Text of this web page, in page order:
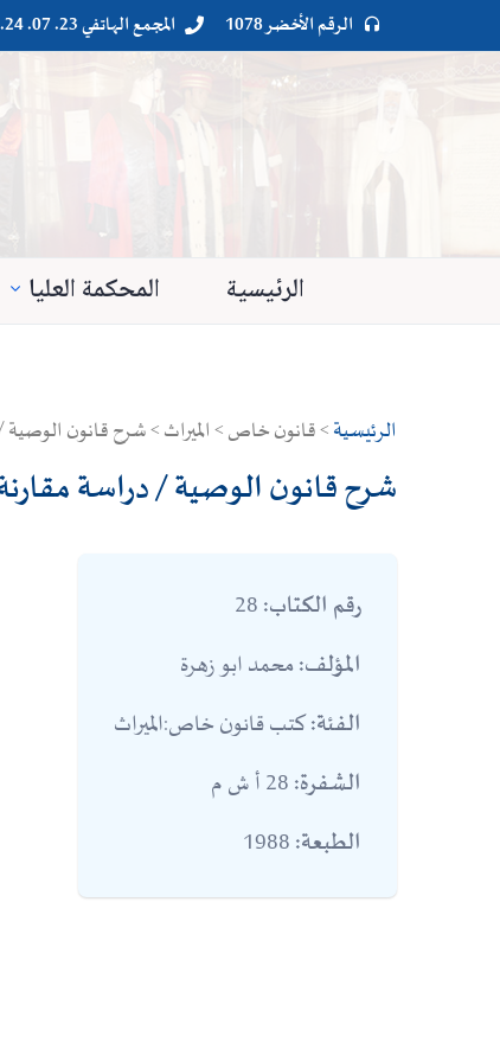

 الرقم الأخضر 1078 
 المجمع الهاتفي 23. 07. 24. 023
الرئيسية المحكمة العليا
الرئيسية> قانون خاص > الميراث > شرح قانون الوصية /
شرح قانون الوصية / دراسة مقارنة
رقم الكتاب:
المؤلف:محمد ابو زهرة
الفئة:كتب قانون خاص:الميراث
الشفرة:
الطبعة: